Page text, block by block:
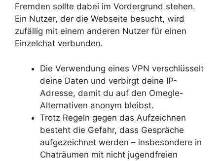
Fremden sollte dabei im Vordergrund stehen.
Ein Nutzer, der die Webseite besucht, wird
zufällig mit einem anderen Nutzer für einen
Einzelchat verbunden.
Die Verwendung eines VPN verschlüsselt
deine Daten und verbirgt deine IP-
Adresse, damit du auf den Omegle-
Alternativen anonym bleibst.
Trotz Regeln gegen das Aufzeichnen
besteht die Gefahr, dass Gespräche
aufgezeichnet werden – insbesondere in
Chaträumen mit nicht jugendfreien